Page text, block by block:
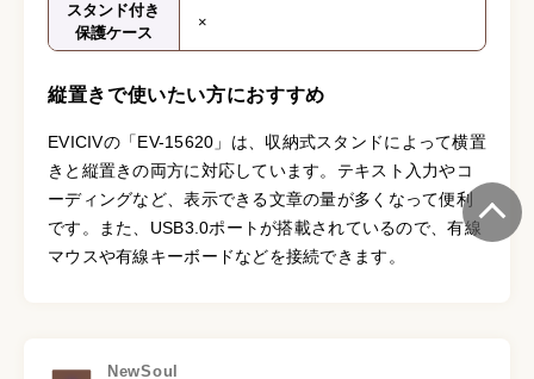
スタンド付き
保護ケース
×
縦置きで使いたい方におすすめ
EVICIVの「EV-15620」は、収納式スタンドによって横置
きと縦置きの両方に対応しています。テキスト入力やコ
ーディングなど、表示できる文章の量が多くなって便利
です。また、USB3.0ポートが搭載されているので、有線
マウスや有線キーボードなどを接続できます。
NewSoul